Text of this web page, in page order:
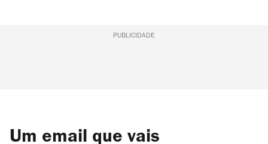
PUBLICIDADE
Um email que vais